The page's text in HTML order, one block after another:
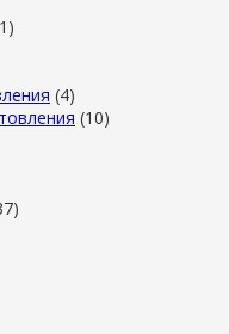
(4)
(10)